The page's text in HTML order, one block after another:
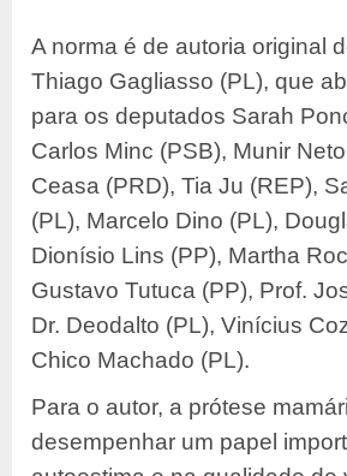
A norma é de autoria original
Thiago Gagliasso (PL), que
para os deputados Sarah
Carlos Minc (PSB), Munir
Ceasa (PRD), Tia Ju (REP),
(PL), Marcelo Dino (PL),
Dionísio Lins (PP), Martha
Gustavo Tutuca (PP), Prof.
Dr. Deodalto (PL), Vinícius
Chico Machado (PL).
Para o autor, a prótese
desempenhar um papel